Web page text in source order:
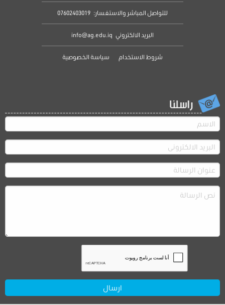
للتواصل المباشر والاستفسار: 07602403019
البريد الالكتروني info@ag.edu.iq
شروط الاستخدام سياسة الخصوصية